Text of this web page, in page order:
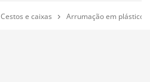
Cestos e caixas  Arrumação em plástico